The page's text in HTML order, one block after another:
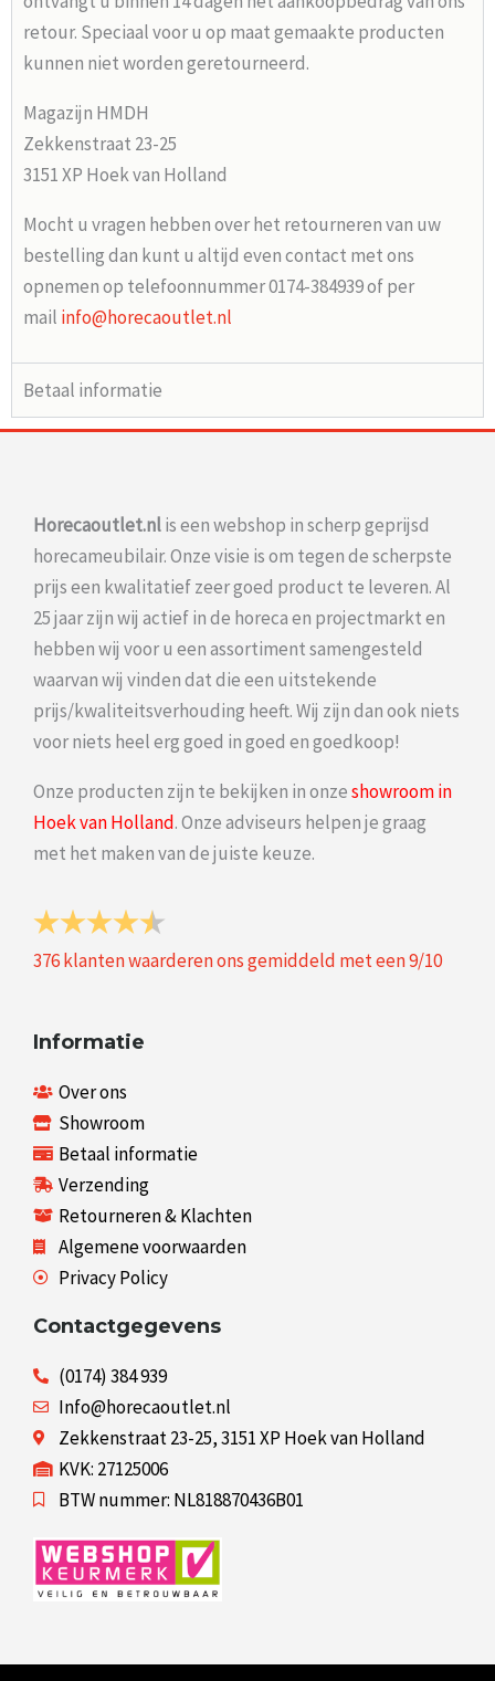
retour. Speciaal voor u op maat gemaakte producten
kunnen niet worden geretourneerd.
Magazijn HMDH
Zekkenstraat 23-25
3151 XP Hoek van Holland
Mocht u vragen hebben over het retourneren van uw
bestelling dan kunt u altijd even contact met ons
opnemen op telefoonnummer 0174-384939 of per
mail info@horecaoutlet.nl
Betaal informatie
Horecaoutlet.nlis een webshop in scherp geprijsd
horecameubilair. Onze visie is om tegen de scherpste
prijs een kwalitatief zeer goed product te leveren. Al
25 jaar zijn wij actief in de horeca en projectmarkt en
hebben wij voor u een assortiment samengesteld
waarvan wij vinden dat die een uitstekende
prijs/kwaliteitsverhouding heeft. Wij zijn dan ook niets
voor niets heel erg goed in goed en goedkoop!
Onze producten zijn te bekijken in onzeshowroom in
Hoek van Holland. Onze adviseurs helpen je graag
met het maken van de juiste keuze.
376klanten waarderen ons gemiddeld met een9/10
Informatie
Over ons
Showroom
Betaal informatie
Verzending
Retourneren & Klachten
Algemene voorwaarden
Privacy Policy
Contactgegevens
(0174) 384 939
Info@horecaoutlet.nl
Zekkenstraat 23-25, 3151 XP Hoek van Holland
KVK: 27125006
BTW nummer: NL818870436B01